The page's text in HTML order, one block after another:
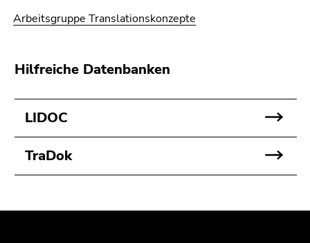
Arbeitsgruppe Translationskonzepte
Hilfreiche Datenbanken
LIDOC
TraDok